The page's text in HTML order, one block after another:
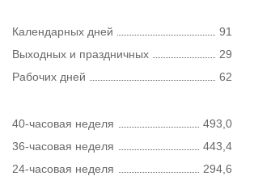
Календарных дней
91
Выходных и праздничных
29
Рабочих дней
62
40-часовая неделя
493,0
36-часовая неделя
443,4
24-часовая неделя
294,6